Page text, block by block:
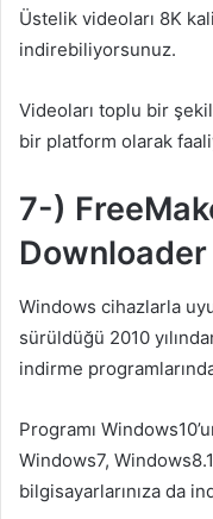
Üstelik videoları 8K
indirebiliyorsunuz.
Videoları toplu bir
bir platform olarak
7-)
Downloader
Windows cihazlarla
sürüldüğü 2010
indirme
Programı
Windows7,
bilgisayarlarınıza da